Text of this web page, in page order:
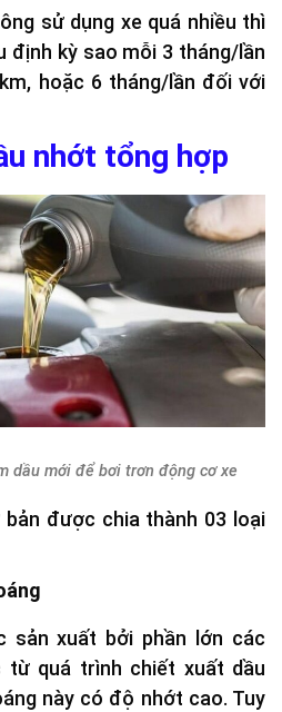
sử dụng xe quá nhiều thì
định kỳ sao mỗi 3 tháng/lần
hoặc 6 tháng/lần đối với
nhớt tổng hợp
dầu mới để bơi trơn động cơ xe
bản được chia thành 03 loại
sản xuất bởi phần lớn các
từ quá trình chiết xuất dầu
này có độ nhớt cao. Tuy